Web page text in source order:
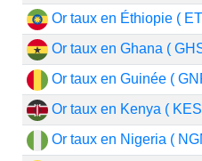
Or taux en Éthiopie (
Or taux en Ghana (
Or taux en Guinée (
Or taux en Kenya (
Or taux en Nigeria (